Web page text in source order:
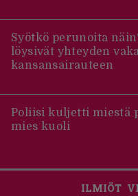
Syötkö perunoita
löysivät yhteyden
kansansairauteen
Poliisi kuljetti miestä
mies kuoli
ILMIÖT